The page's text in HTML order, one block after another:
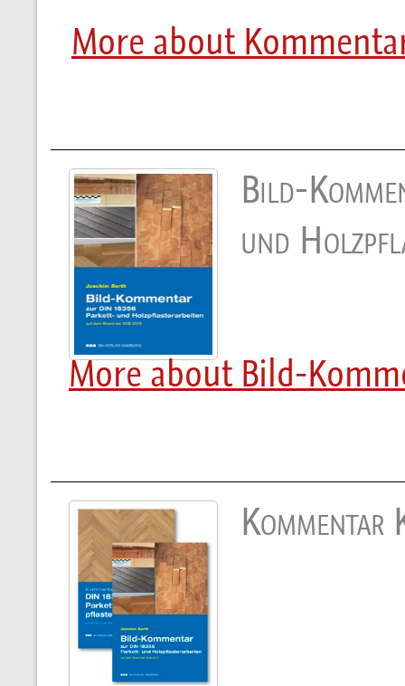
More about
Bild-
und
More about Bild-
Kommentar